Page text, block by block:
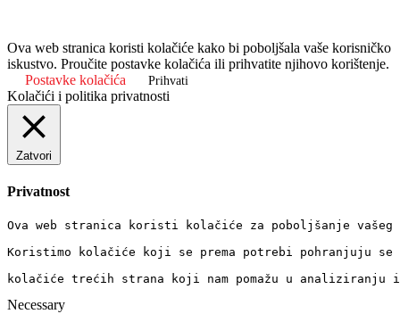
Ova web stranica koristi kolačiće kako bi poboljšala vaše korisničko
iskustvo. Proučite postavke kolačića ili prihvatite njihovo korištenje.
Postavke kolačića
Prihvati
Kolačići i politika privatnosti
Zatvori
Privatnost
Ova web stranica koristi kolačiće za poboljšanje
Koristimo kolačiće koji se prema potrebi pohranjuju
kolačiće trećih strana koji nam pomažu u
Necessary